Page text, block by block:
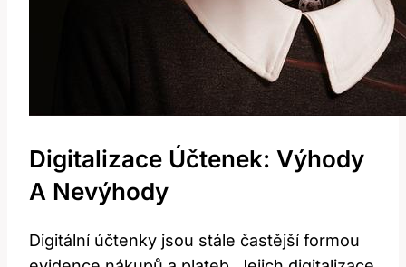
Digitalizace⁤ Účtenek:‌ Výhody
⁤a ‌nevýhody
Digitální účtenky jsou stále častější formou